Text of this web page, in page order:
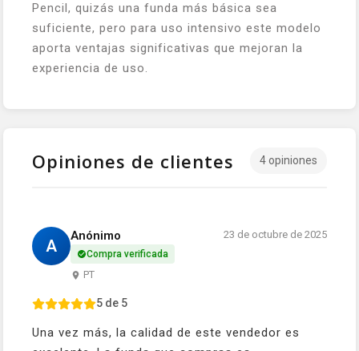
Pencil, quizás una funda más básica sea
suficiente, pero para uso intensivo este modelo
aporta ventajas significativas que mejoran la
experiencia de uso.
Opiniones de clientes 4 opiniones
A
Anónimo
Compra verificada
PT
23 de octubre de 2025
5 de 5
Una vez más, la calidad de este vendedor es